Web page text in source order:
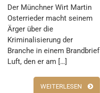
Der Münchner Wirt Martin
Osterrieder macht seinem
Ärger über die
Kriminalisierung der
Branche in einem Brandbrief
Luft, den er am […]
WEITERLESEN